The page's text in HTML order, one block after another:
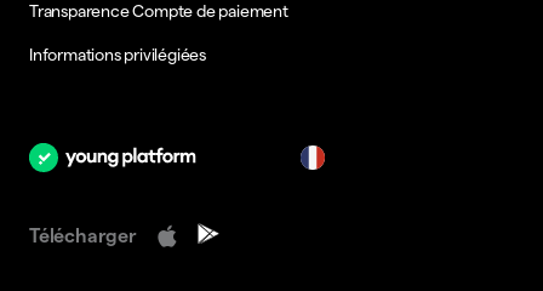
Transparence Compte de paiement
Informations privilégiées
Télécharger